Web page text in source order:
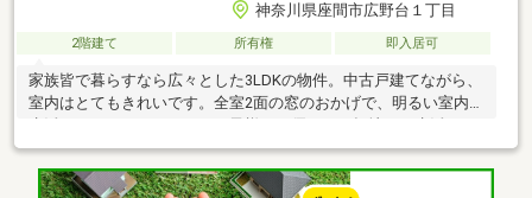
神奈川県座間市広野台１丁目
2階建て 所有権 即入居可
家族皆で暮らすなら広々とした3LDKの物件。中古戸建てながら、
室内はとてもきれいです。全室2面の窓のおかげで、明るい室内で
かがでしょうか